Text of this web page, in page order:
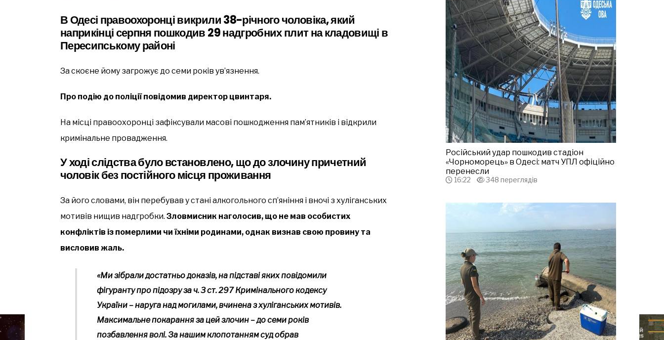
В Одесі правоохоронці викрили 38-річного чоловіка, який
наприкінці серпня пошкодив 29 надгробних плит на кладовищі в
Пересипському районі
За скоєне йому загрожує до семи років ув’язнення.
Про подію до поліції повідомив директор цвинтаря.
На місці правоохоронці зафіксували масові пошкодження пам’ятників і відкрили
кримінальне провадження.
У ході слідства було встановлено, що до злочину причетний
чоловік без постійного місця проживання
За його словами, він перебував у стані алкогольного сп’яніння і вночі з хуліганських
мотивів нищив надгробки. Зловмисник наголосив, що не мав особистих
конфліктів із померлими чи їхніми родинами, однак визнав свою провину та
висловив жаль.
«Ми зібрали достатньо доказів, на підставі яких повідомили
фігуранту про підозру за ч. 3 ст. 297 Кримінального кодексу
України – наруга над могилами, вчинена з хуліганських мотивів.
Максимальне покарання за цей злочин – до семи років
позбавлення волі. За нашим клопотанням суд обрав
Російський удар пошкодив стадіон
«Чорноморець» в Одесі: матч УПЛ офіційно
перенесли
16:22 348 переглядів